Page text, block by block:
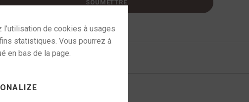
bananes chord